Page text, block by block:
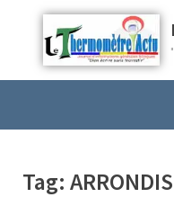
Tag: